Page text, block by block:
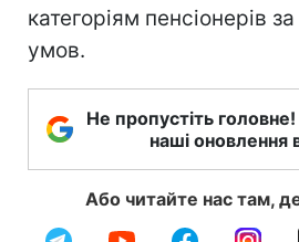
категоріям пенсіонерів
умов.
Не пропустіть
наші оновлення
Або читайте нас там,